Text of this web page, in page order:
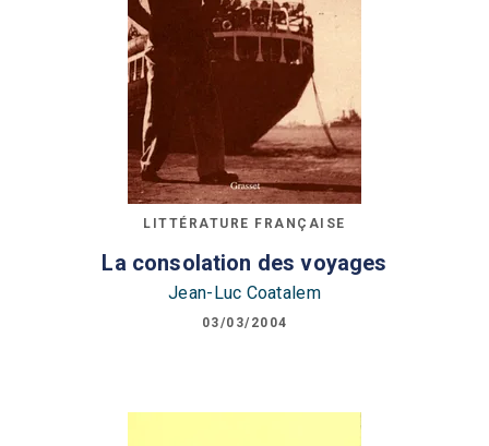
LITTÉRATURE FRANÇAISE
La consolation des voyages
Jean-Luc Coatalem
03/03/2004